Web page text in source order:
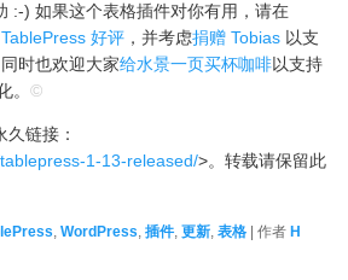
:-) 如果这个表格插件对你有用，请在
好评 ，并考虑捐赠 Tobias 以支
时也欢迎大家给水景一页买杯咖啡以支持
。©
久链接：
1-13-released/>。转载请保留此
,WordPress,插件,更新,表格 | 作者 H